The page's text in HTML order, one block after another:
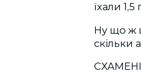
їхали
Ну що ж
скільки